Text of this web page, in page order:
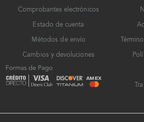
Comprobantes electrónicos
Estado de cuenta
Métodos de envío
Cambios y devoluciones